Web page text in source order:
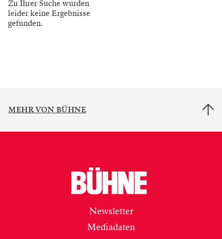
Zu Ihrer Suche wurden
leider keine Ergebnisse
gefunden.
MEHR VON BÜHNE
Newsletter
Mediadaten